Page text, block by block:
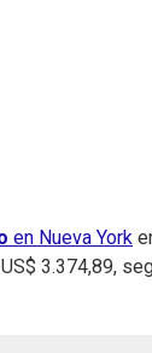
en Nueva York
3.374,89,